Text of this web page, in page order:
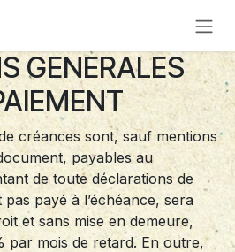
GENERALES
créances sont, sauf mentions
payables au
de toute déclarations de
pas payé à l’échéance, sera
et sans mise en demeure,
par mois de retard. En outre,